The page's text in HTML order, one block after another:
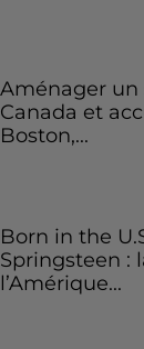
Aménager un
Canada et
Boston,...
Born in the
Springsteen :
l’Amérique...